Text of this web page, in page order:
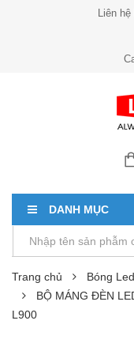
Liên
DANH MỤC
Trang chủ
Bóng
BỘ MÁNG ĐÈN
L900